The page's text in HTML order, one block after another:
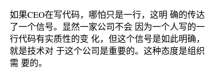
如果CEO在写代码，哪怕只是一行，这明 确的传达
了一个信号。显然一家公司不会 因为一个人写的一
行代码有实质性的变 化，但这个信号是如此明确，
就是技术对 于这个公司是重要的。这种态度是组织
需 要的。